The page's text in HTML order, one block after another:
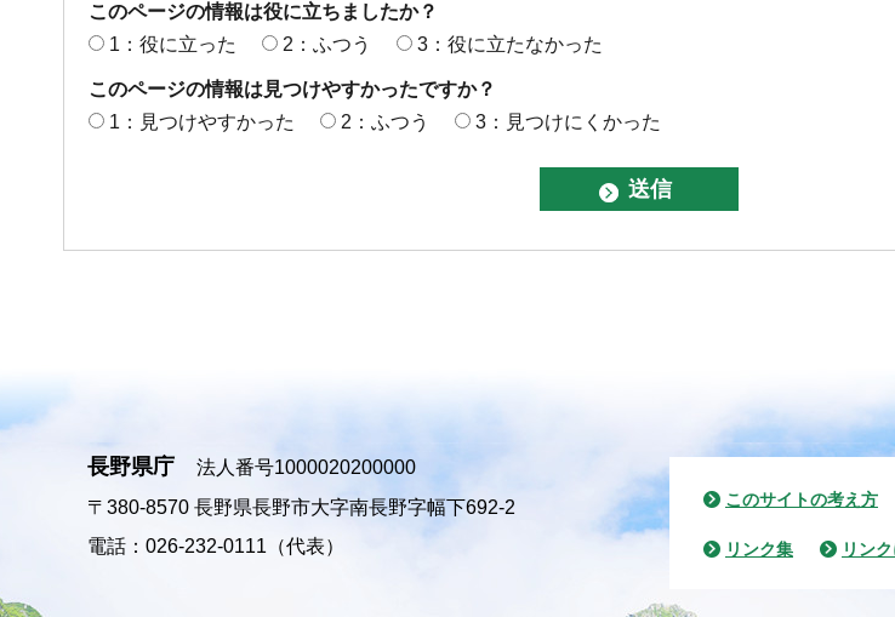
このページの情報は役に立ちましたか？
1：役に立った
2：ふつう 3：役に立たなかった
このページの情報は見つけやすかったですか？
1：見つけやすかった
2：ふつう 3：見つけにくかった
長野県庁
法人番号1000020200000
〒380-8570 長野県長野市大字南長野字幅下692-2
電話：026-232-0111（代表）
このサイトの考え方
リンク集 リン